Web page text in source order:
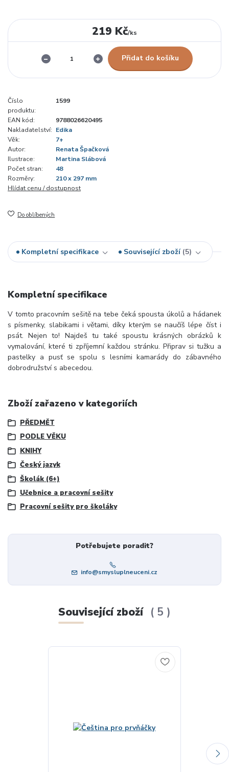
219 Kč/ks
Přidat do košíku
Číslo
produktu:
1599
EAN kód:
9788026620495
Nakladatelství: Edika
Věk:
7+
Autor:
Renata Špačková
Ilustrace:
Martina Slábová
Počet stran:
48
Rozměry:
210 x 297 mm
Hlídat cenu / dostupnost
Do oblíbených
Kompletní specifikace Související zboží 5
Kompletní specifikace
V tomto pracovním sešitě na tebe čeká spousta úkolů a hádanek
s písmenky, slabikami i větami, díky kterým se naučíš lépe číst i
psát. Nejen to! Najdeš tu také spoustu krásných obrázků k
vymalování, které ti zpříjemní každou stránku. Připrav si tužku a
pastelky a pusť se spolu s lesními kamarády do zábavného
dobrodružství s abecedou.
Zboží zařazeno v kategoriích
PŘEDMĚT
PODLE VĚKU
KNIHY
Český jazyk
Školák (6+)
Učebnice a pracovní sešity
Pracovní sešity pro školáky
Potřebujete poradit?
info@smysluplneuceni.cz
Související zboží 5